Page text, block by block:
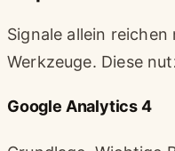
Signale allein
Werkzeuge. Diese
Google Analytics 4